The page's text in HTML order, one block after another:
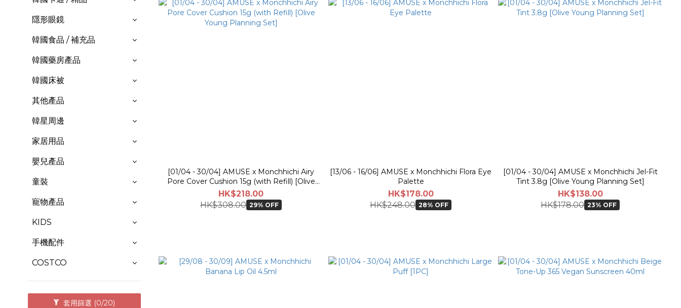
隱形眼鏡
韓國食品 / 補充品
韓國藥房產品
韓國床被
其他產品
韓星周邊
家居用品
嬰兒產品
童裝
寵物產品
KIDS
手機配件
COSTCO
套用篩選 (0/20)
[01/04 - 30/04] AMUSE x Monchhichi Airy
Pore Cover Cushion 15g (with Refill) [Olive
Young Planning Set]
HK$218.00
HK$308.00 29% OFF
[13/06 - 16/06] AMUSE x Monchhichi Flora Eye
Palette
HK$178.00
HK$248.00 28% OFF
[01/04 - 30/04] AMUSE x Monchhichi Jel-Fit
Tint 3.8g [Olive Young Planning Set]
HK$138.00
HK$178.00 23% OFF